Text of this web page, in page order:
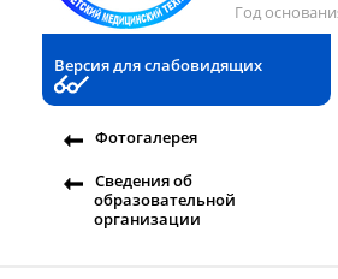
Год
Версия для слабовидящих
Фотогалерея
Сведения об
образовательной
организации